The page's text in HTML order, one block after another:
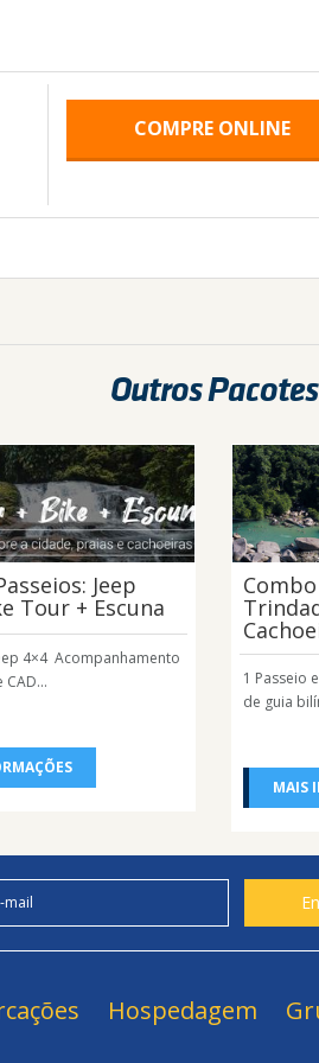
COMPRE ONLINE
Outros Pacotes
Jeep
Tour + Escuna
4×4 Acompanhamento
1 Passeio
de guia
MAIS
Hospedagem